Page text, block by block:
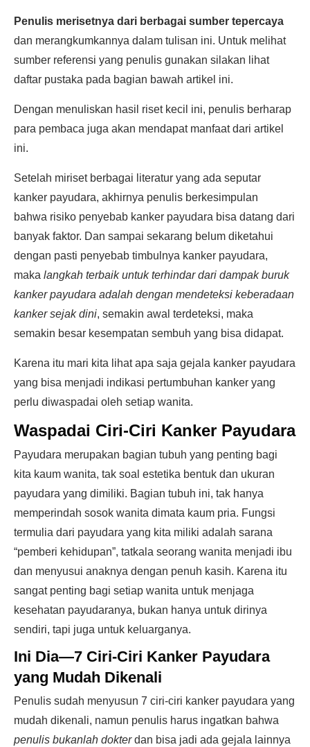
Penulis merisetnya dari berbagai sumber tepercaya
dan merangkumkannya dalam tulisan ini. Untuk melihat
sumber referensi yang penulis gunakan silakan lihat
daftar pustaka pada bagian bawah artikel ini.
Dengan menuliskan hasil riset kecil ini, penulis berharap
para pembaca juga akan mendapat manfaat dari artikel
ini.
Setelah miriset berbagai literatur yang ada seputar
kanker payudara, akhirnya penulis berkesimpulan
bahwa risiko penyebab kanker payudara bisa datang dari
banyak faktor. Dan sampai sekarang belum diketahui
dengan pasti penyebab timbulnya kanker payudara,
maka langkah terbaik untuk terhindar dari dampak buruk
kanker payudara adalah dengan mendeteksi keberadaan
kanker sejak dini, semakin awal terdeteksi, maka
semakin besar kesempatan sembuh yang bisa didapat.
Karena itu mari kita lihat apa saja gejala kanker payudara
yang bisa menjadi indikasi pertumbuhan kanker yang
perlu diwaspadai oleh setiap wanita.
Waspadai Ciri-Ciri Kanker Payudara
Payudara merupakan bagian tubuh yang penting bagi
kita kaum wanita, tak soal estetika bentuk dan ukuran
payudara yang dimiliki. Bagian tubuh ini, tak hanya
memperindah sosok wanita dimata kaum pria. Fungsi
termulia dari payudara yang kita miliki adalah sarana
“pemberi kehidupan”, tatkala seorang wanita menjadi ibu
dan menyusui anaknya dengan penuh kasih. Karena itu
sangat penting bagi setiap wanita untuk menjaga
kesehatan payudaranya, bukan hanya untuk dirinya
sendiri, tapi juga untuk keluarganya.
Ini Dia—7 Ciri-Ciri Kanker Payudara
yang Mudah Dikenali
Penulis sudah menyusun 7 ciri-ciri kanker payudara yang
mudah dikenali, namun penulis harus ingatkan bahwa
penulis bukanlah dokterdan bisa jadi ada gejala lainnya